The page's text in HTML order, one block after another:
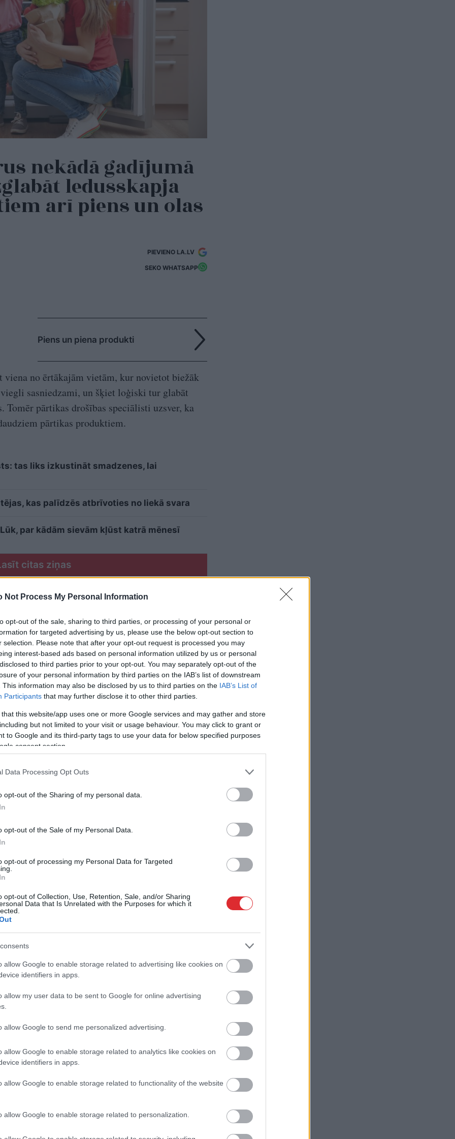
Not Process My Personal Information
opt-out of the sale, sharing to third parties, or processing of your personal or
for targeted advertising by us, please use the below opt-out section to
selection. Please note that after your opt-out request is processed you may
interest-based ads based on personal information utilized by us or personal
to third parties prior to your opt-out. You may separately opt-out of the
of your personal information by third parties on the IAB’s list of downstream
This information may also be disclosed by us to third parties on the IAB’s List of
Participants that may further disclose it to other third parties.
that this website/app uses one or more Google services and may gather and store
but not limited to your visit or usage behaviour. You may click to grant or
to Google and its third-party tags to use your data for below specified purposes
consent section.
Data Processing Opt Outs
opt-out of the Sharing of my personal data.
opt-out of the Sale of my Personal Data.
opt-out of processing my Personal Data for Targeted
opt-out of Collection, Use, Retention, Sale, and/or Sharing
Data that Is Unrelated with the Purposes for which it
allow Google to enable storage related to advertising like cookies on
identifiers in apps.
allow my user data to be sent to Google for online advertising
allow Google to send me personalized advertising.
allow Google to enable storage related to analytics like cookies on
identifiers in apps.
allow Google to enable storage related to functionality of the website
allow Google to enable storage related to personalization.
nekādā gadījumā
ledusskapja
arī piens un olas
PIEVIENO LA.LV
SEKO WHATSAPP
Piens un piena produkti
no ērtākajām vietām, kur novietot biežāk
sasniedzami, un šķiet loģiski tur glabāt
Tomēr pārtikas drošības speciālisti uzsver, ka
pārtikas produktiem.
tas liks izkustināt smadzenes, lai
kas palīdzēs atbrīvoties no liekā svara
par kādām sievām kļūst katrā mēnesī
citas ziņas
nestabilākā zona visā ledusskapī. Katru reizi
gaisam, kas var veicināt baktēriju
uzglabāt.
Piens un piena produkti
pārtikas produkti
ziņās Pievienot
bumba! Uztura
nosauc 7 it
pārtikas
Tiemnoteikti ir jābūt
jūsu virtuvē! Trīs lēti
pārtikas produkti, kas